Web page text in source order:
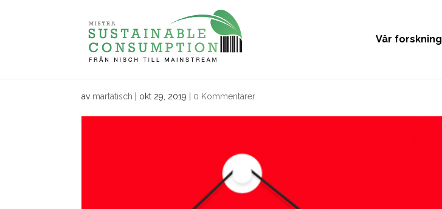
Vår forskning
av martatisch okt 29, 2019 0 Kommentarer